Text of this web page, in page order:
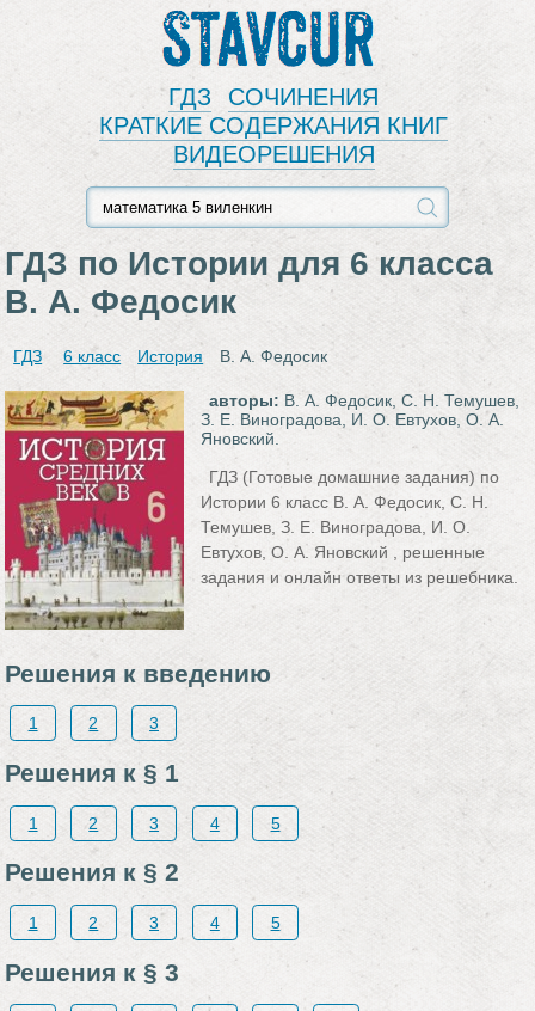
Stavcur
ГДЗ
СОЧИНЕНИЯ
КРАТКИЕ СОДЕРЖАНИЯ КНИГ
ВИДЕОРЕШЕНИЯ
ГДЗ по Истории для 6 класса
В. А. Федосик
ГДЗ 6 класс История В. А. Федосик
авторы: В. А. Федосик, С. Н. Темушев,
З. Е. Виноградова, И. О. Евтухов, О. А.
Яновский.
ГДЗ (Готовые домашние задания) по
Истории 6 класс В. А. Федосик, С. Н.
Темушев, З. Е. Виноградова, И. О.
Евтухов, О. А. Яновский , решенные
задания и онлайн ответы из решебника.
Решения к введению
1 2 3
Решения к § 1
1 2 3 4 5
Решения к § 2
1 2 3 4 5
Решения к § 3